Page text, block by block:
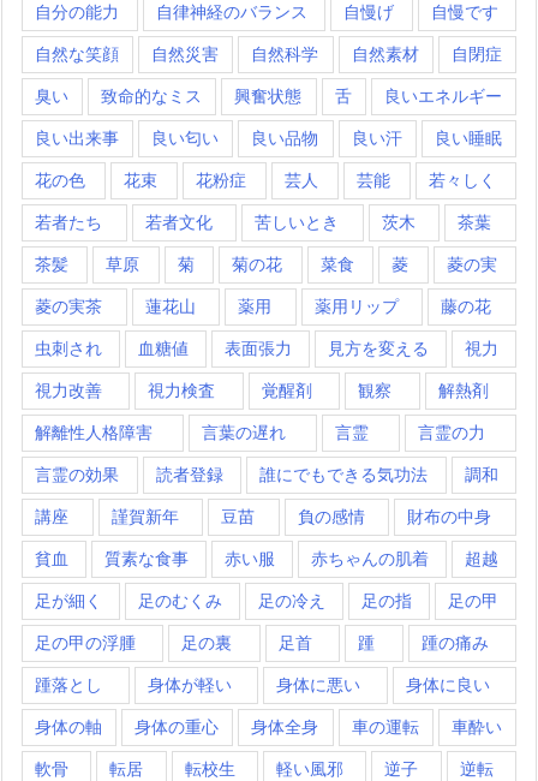
自分の能力 自律神経のバランス 自慢げ 自慢です
自然な笑顔 自然災害 自然科学 自然素材 自閉症
臭い 致命的なミス 興奮状態 舌 良いエネルギー
良い出来事 良い匂い 良い品物 良い汗 良い睡眠
花の色 花束 花粉症 芸人 芸能 若々しく
若者たち 若者文化 苦しいとき 茨木 茶葉
茶髪 草原 菊 菊の花 菜食 菱 菱の実
菱の実茶 蓮花山 薬用 薬用リップ 藤の花
虫刺され 血糖値 表面張力 見方を変える 視力
視力改善 視力検査 覚醒剤 観察 解熱剤
解離性人格障害 言葉の遅れ 言霊 言霊の力
言霊の効果 読者登録 誰にでもできる気功法 調和
講座 謹賀新年 豆苗 負の感情 財布の中身
貧血 質素な食事 赤い服 赤ちゃんの肌着 超越
足が細く 足のむくみ 足の冷え 足の指 足の甲
足の甲の浮腫 足の裏 足首 踵 踵の痛み
踵落とし 身体が軽い 身体に悪い 身体に良い
身体の軸 身体の重心 身体全身 車の運転 車酔い
軟骨 転居 転校生 軽い風邪 逆子 逆転